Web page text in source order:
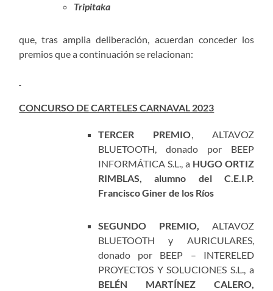
Tripitaka
que, tras amplia deliberación, acuerdan conceder los
premios que a continuación se relacionan:
CONCURSO DE CARTELES CARNAVAL 2023
TERCER PREMIO, ALTAVOZ
BLUETOOTH, donado por BEEP
INFORMÁTICA S.L., a HUGO ORTIZ
RIMBLAS, alumno del C.E.I.P.
Francisco Giner de los Ríos
SEGUNDO PREMIO, ALTAVOZ
BLUETOOTH y AURICULARES,
donado por BEEP – INTERELED
PROYECTOS Y SOLUCIONES S.L., a
BELÉN MARTÍNEZ CALERO,